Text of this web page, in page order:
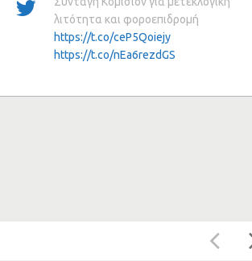
λιτότητα και φοροεπιδρομή
https://t.co/ceP5Qoiejy
https://t.co/nEa6rezdGS